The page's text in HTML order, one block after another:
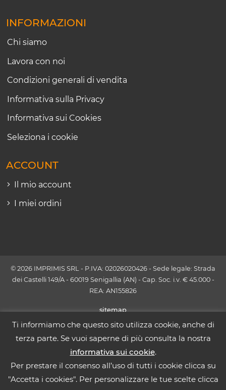
INFORMAZIONI
Chi siamo
Lavora con noi
Condizioni generali di vendita
Informativa sulla Privacy
Informativa sui Cookies
Seleziona i cookie
ACCOUNT
Il mio account
I miei ordini
© 2026 IMPRIMIS SRL - P.IVA: 02026020426 - Sede legale: Strada
dei Castelli 149/A - 60019 Senigallia (AN) - Cap. Soc. i.v. € 45.000 -
REA: AN155826
sitemap
Ti informiamo che questo sito utilizza cookie, anche di
terza parte. Se vuoi saperne di più consulta la nostra
informativa sui cookie.
Per prestare il consenso all’uso di tutti i cookie clicca su
"Accetta i cookies". Per personalizzare le tue scelte clicca